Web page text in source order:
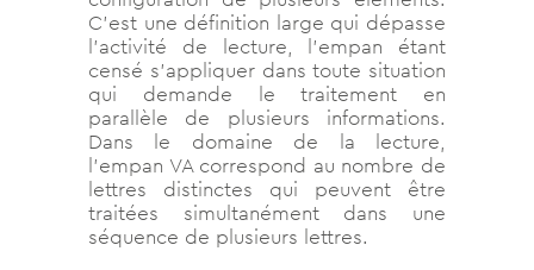
C’est une définition large qui dépasse
l’activité de lecture, l’empan étant
censé s’appliquer dans toute situation
qui demande le traitement en
parallèle de plusieurs informations.
Dans le domaine de la lecture,
l’empan VA correspond au nombre de
lettres distinctes qui peuvent être
traitées simultanément dans une
séquence de plusieurs lettres.